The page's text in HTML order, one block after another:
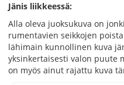
Jänis liikkeessä:
Alla oleva juoksukuva on
rumentavien seikkojen
lähimain kunnollinen kuva
yksinkertaisesti valon puute
on myös ainut rajattu kuva